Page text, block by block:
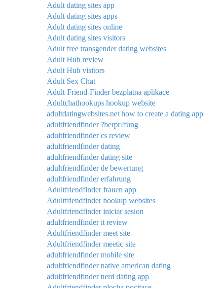
Adult dating sites app
Adult dating sites apps
Adult dating sites online
Adult dating sites visitors
Adult free transgender dating websites
Adult Hub review
Adult Hub visitors
Adult Sex Chat
Adult-Friend-Finder bezplatna aplikace
Adultchathookups hookup website
adultdatingwebsites.net how to create a dating app
adultfriendfinder ?berpr?fung
adultfriendfinder cs review
adultfriendfinder dating
adultfriendfinder dating site
adultfriendfinder de bewertung
adultfriendfinder erfahrung
Adultfriendfinder frauen app
Adultfriendfinder hookup websites
Adultfriendfinder iniciar sesion
adultfriendfinder it review
Adultfriendfinder meet site
Adultfriendfinder meetic site
adultfriendfinder mobile site
adultfriendfinder native american dating
adultfriendfinder nerd dating app